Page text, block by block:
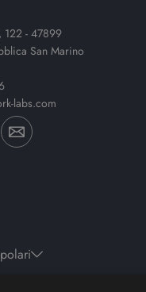
122 - 47899
San Marino
labs.com